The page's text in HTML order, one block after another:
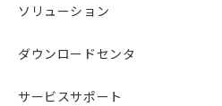
ソリューション
ダウンロードセンタ
サービスサポート